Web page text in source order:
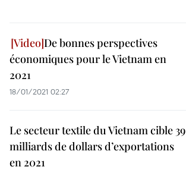
De bonnes perspectives
économiques pour le Vietnam en
2021
18/01/2021 02:27
Le secteur textile du Vietnam cible 39
milliards de dollars d’exportations
en 2021